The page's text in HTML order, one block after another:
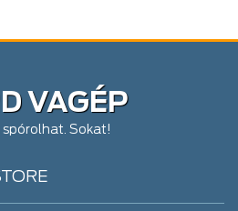
VAGÉP
spórolhat. Sokat!